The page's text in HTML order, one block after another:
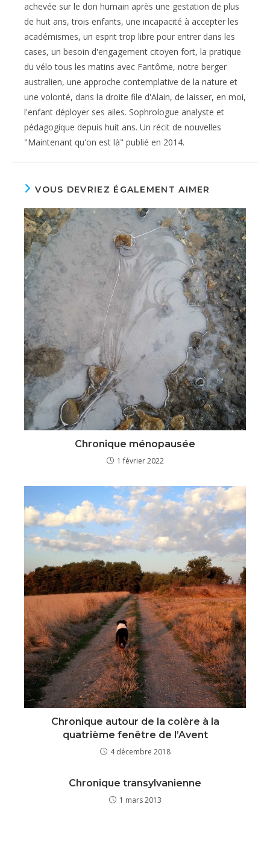
achevée sur le don humain après une gestation de plus
de huit ans, trois enfants, une incapacité à accepter les
académismes, un esprit trop libre pour entrer dans les
cases, un besoin d'engagement citoyen fort, la pratique
du vélo tous les matins avec Fantôme, notre berger
australien, une approche contemplative de la nature et
une volonté, dans la droite file d'Alain, de laisser, en moi,
l'enfant déployer ses ailes. Sophrologue analyste et
pédagogique depuis huit ans. Un récit de nouvelles
"Maintenant qu'on est là" publié en 2014.
VOUS DEVRIEZ ÉGALEMENT AIMER
Chronique ménopausée
1 février 2022
Chronique autour de la colère à la
quatrième fenêtre de l’Avent
4 décembre 2018
Chronique transylvanienne
1 mars 2013